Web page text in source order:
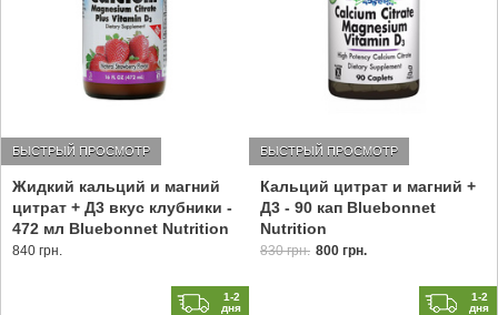
Жидкий кальций и магний
цитрат + Д3 вкус клубники -
472 мл Bluebonnet Nutrition
БЫСТРЫЙ ПРОСМОТР
840 грн.
Кальций цитрат и магний +
Д3 - 90 кап Bluebonnet
Nutrition
БЫСТРЫЙ ПРОСМОТР
830 грн. 800 грн.
1-2
дня
1-2
дня